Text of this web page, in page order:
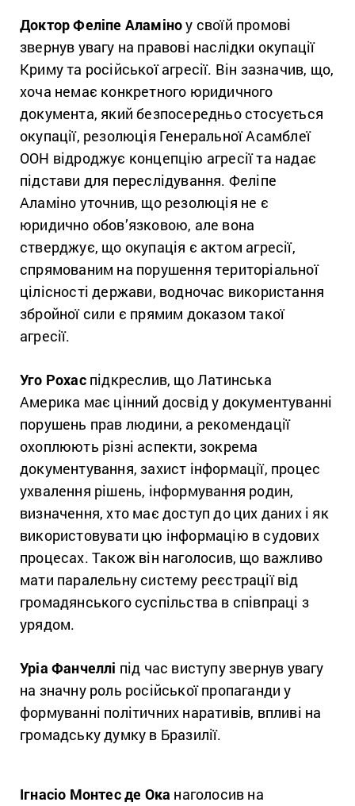
Доктор Феліпе Аламіноу своїй промові
звернув увагу на правові наслідки окупації
Криму та російської агресії. Він зазначив, що,
хоча немає конкретного юридичного
документа, який безпосередньо стосується
окупації, резолюція Генеральної Асамблеї
ООН відроджує концепцію агресії та надає
підстави для переслідування. Феліпе
Аламіно уточнив, що резолюція не є
юридично обов’язковою, але вона
стверджує, що окупація є актом агресії,
спрямованим на порушення територіальної
цілісності держави, водночас використання
збройної сили є прямим доказом такої
агресії.
Уго Рохаспідкреслив, що Латинська
Америка має цінний досвід у документуванні
порушень прав людини, а рекомендації
охоплюють різні аспекти, зокрема
документування, захист інформації, процес
ухвалення рішень, інформування родин,
визначення, хто має доступ до цих даних і як
використовувати цю інформацію в судових
процесах. Також він наголосив, що важливо
мати паралельну систему реєстрації від
громадянського суспільства в співпраці з
урядом.
Уріа Фанчеллі під час виступу звернув увагу
на значну роль російської пропаганди у
формуванні політичних наративів, впливі на
громадську думку в Бразилії.
Ігнасіо Монтес де Ока наголосив на